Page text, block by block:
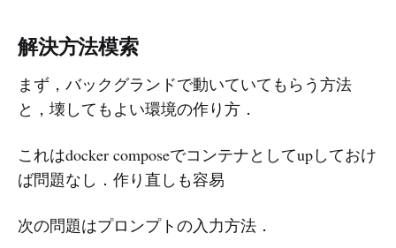
解決方法模索
まず，バックグランドで動いていてもらう方法
と，壊してもよい環境の作り方．
これはdocker composeでコンテナとしてupしておけ
ば問題なし．作り直しも容易
次の問題はプロンプトの入力方法．